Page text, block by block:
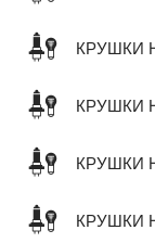
КРУШКИ
КРУШКИ
КРУШКИ
КРУШКИ